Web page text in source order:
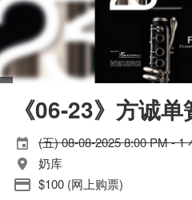
《06-23》方诚
(五) 08-08-2025 8:00 PM - 1
奶库
$100 (网上购票)